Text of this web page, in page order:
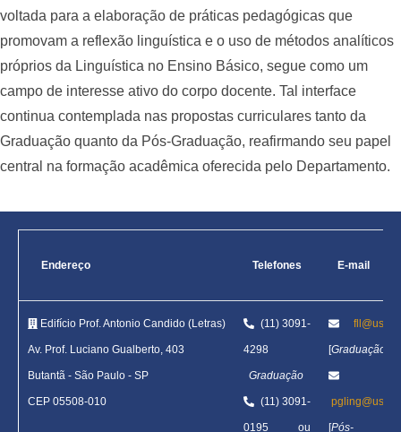
voltada para a elaboração de práticas pedagógicas que
promovam a reflexão linguística e o uso de métodos analíticos
próprios da Linguística no Ensino Básico, segue como um
campo de interesse ativo do corpo docente. Tal interface
continua contemplada nas propostas curriculares tanto da
Graduação quanto da Pós-Graduação, reafirmando seu papel
central na formação acadêmica oferecida pelo Departamento.
Endereço Telefones E-mail
Edifício Prof. Antonio Candido (Letras)
Av. Prof. Luciano Gualberto, 403
Butantã - São Paulo - SP
CEP 05508-010
(11) 3091-
4298
Graduação
(11) 3091-
0195 ou
[Graduação
[Pós-